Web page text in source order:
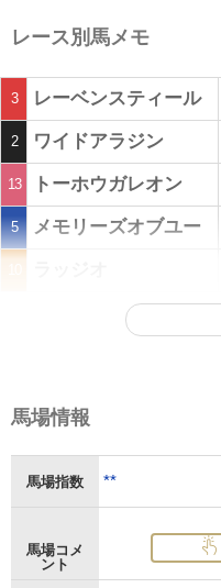
レース別馬メモ
3 レーベンスティール
2 ワイドアラジン
13 トーホウガレオン
5 メモリーズオブユー
馬場情報
馬場指数 **
馬場コメ
ント